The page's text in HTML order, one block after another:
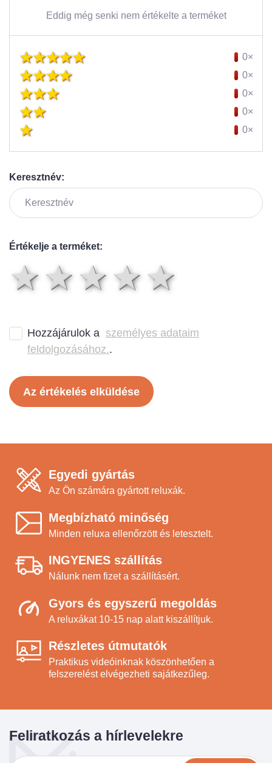
Eddig még senki nem értékelte a terméket
0×
0×
0×
0×
0×
Keresztnév:
Értékelje a terméket:
4
3 csillag
2 csillag
1 csillag
Hozzájárulok a személyes adataim
feldolgozásához..
Az értékelés elküldése
Egyedi gyártás
Az Ön számára gyártott reluxák.
Megbízható minőség
Minden reluxa ellenőrzött és letesztelt.
INGYENES szállítás
Nálunk nem fizet a szállításért.
Gyors és egyszerű megoldás
A reluxákat 10-15 nap alatt kiszállítjuk.
Részletes útmutatók
Praktikus videóinknak köszönhetően a
felszerelést elvégezheti sajátkezűleg.
Feliratkozás a hírlevelekre